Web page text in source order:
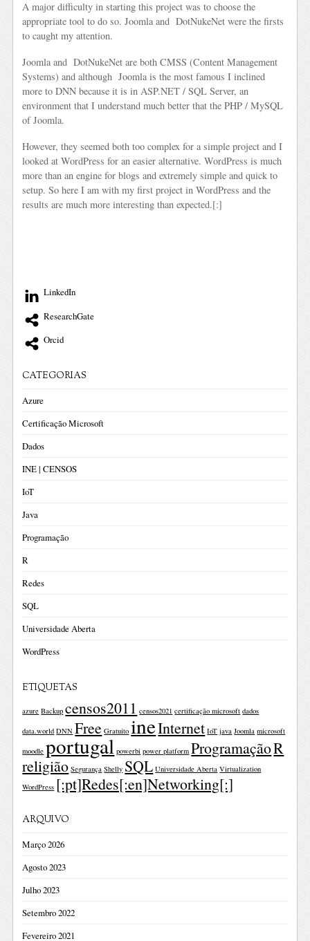
A major difficulty in starting this project was to choose the
appropriate tool to do so. Joomla and DotNukeNet were the firsts
to caught my attention.
Joomla and DotNukeNet are both CMSS (Content Management
Systems) and although Joomla is the most famous I inclined
more to DNN because it is in ASP.NET / SQL Server, an
environment that I understand much better that the PHP / MySQL
of Joomla.
However, they seemed both too complex for a simple project and I
looked at WordPress for an easier alternative. WordPress is much
more than an engine for blogs and extremely simple and quick to
setup. So here I am with my first project in WordPress and the
results are much more interesting than expected.[:]
LinkedIn
ResearchGate
Orcid
CATEGORIAS
Azure
Certificação Microsoft
Dados
INE | CENSOS
IoT
Java
Programação
R
Redes
SQL
Universidade Aberta
WordPress
ETIQUETAS
azure Backup censos2011 censos2021 certificação microsoft dados
data.world DNN Free Gratuito ineInternet IoT java Joomla microsoft
moodle portugal powerbi power platform ProgramaçãoR
religião Segurança Shelly SQL Universidade Aberta Virtualization
WordPress [:pt]Redes[:en]Networking[:]
ARQUIVO
Março 2026
Agosto 2023
Julho 2023
Setembro 2022
Fevereiro 2021